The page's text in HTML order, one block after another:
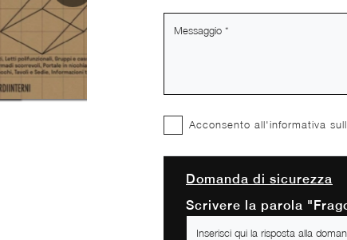
Acconsento all'informativa
Domanda di sicurezza
Scrivere la parola